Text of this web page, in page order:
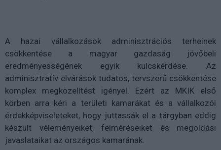
A hazai vállalkozások adminisztrációs terheinek
csökkentése a magyar gazdaság jövőbeli
eredményességének egyik kulcskérdése. Az
adminisztratív elvárások tudatos, tervszerű csökkentése
komplex megközelítést igényel. Ezért az MKIK első
körben arra kéri a területi kamarákat és a vállalkozói
érdekképviseleteket, hogy juttassák el a tárgyban eddig
készült véleményeiket, felméréseiket és megoldási
javaslataikat az országos kamarának.